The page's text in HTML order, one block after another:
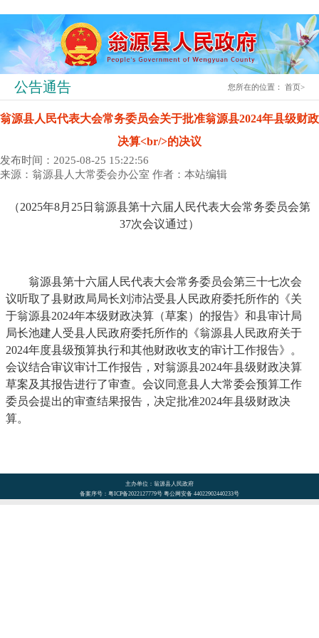
公告通告 您所在的位置：首页>
翁源县人民代表大会常务委员会关于批准翁源县2024年县级财政
决算<br/>的决议
发布时间：2025-08-25 15:22:56
来源：翁源县人大常委会办公室 作者：本站编辑
（2025年8月25日翁源县第十六届人民代表大会常务委员会第
37次会议通过）
翁源县第十六届人民代表大会常务委员会第三十七次会
议听取了县财政局局长刘沛沾受县人民政府委托所作的《关
于翁源县2024年本级财政决算（草案）的报告》和县审计局
局长池建人受县人民政府委托所作的《翁源县人民政府关于
2024年度县级预算执行和其他财政收支的审计工作报告》。
会议结合审议审计工作报告，对翁源县2024年县级财政决算
草案及其报告进行了审查。会议同意县人大常委会预算工作
委员会提出的审查结果报告，决定批准2024年县级财政决
算。
主办单位：翁源县人民政府
备案序号：粤ICP备2022127779号 粤公网安备 44022902440233号